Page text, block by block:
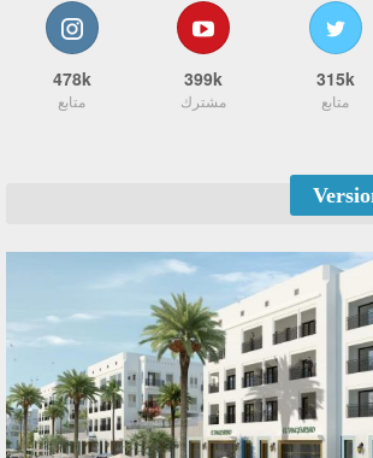
315k
متابع
399k
مشترك
478k
متابع